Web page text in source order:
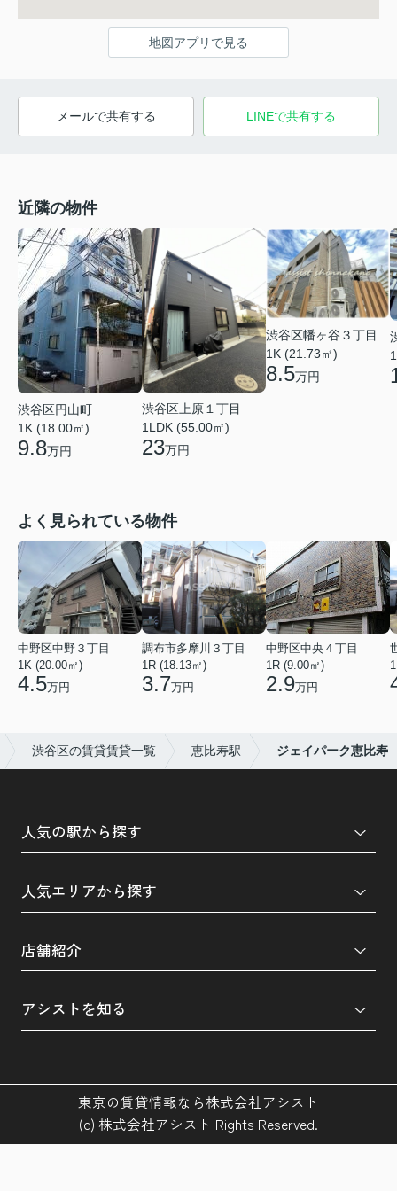
地図アプリで見る
メールで共有する LINEで共有する
近隣の物件
渋谷区円山町
1K (18.00㎡)
9.8万円
渋谷区上原１丁目
1LDK (55.00㎡)
23万円
渋谷区幡ヶ谷３丁目
1K (21.73㎡)
8.5万円
よく見られている物件
中野区中野３丁目
1K (20.00㎡)
4.5万円
調布市多摩川３丁目
1R (18.13㎡)
3.7万円
中野区中央４丁目
1R (9.00㎡)
2.9万円
渋谷区の賃貸賃貸一覧 恵比寿駅 ジェイパーク恵比寿
人気の駅から探す
人気エリアから探す
店舗紹介
アシストを知る
東京の賃貸情報なら株式会社アシスト
(c) 株式会社アシスト Rights Reserved.